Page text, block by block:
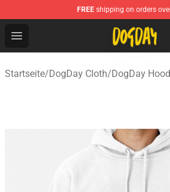
FREE shipping on orders
Open menu
DogDay Store - Official DogDay
Startseite/DogDay Cloth/DogDay